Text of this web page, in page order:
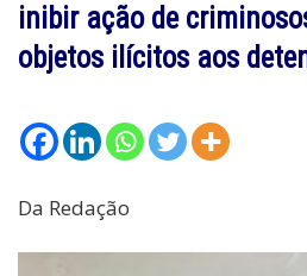
inibir ação de
objetos ilícitos aos
Da Redação